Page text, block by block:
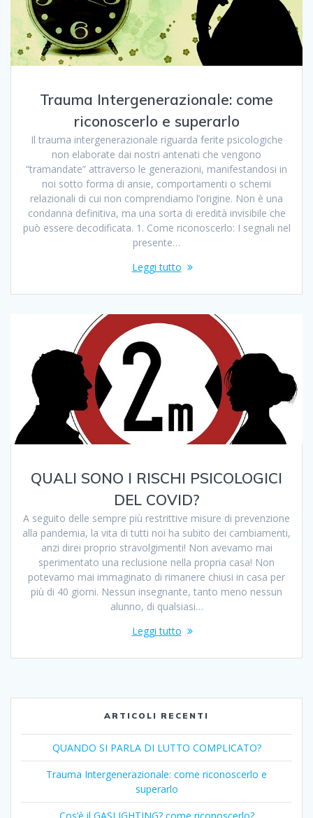
Trauma Intergenerazionale: come
riconoscerlo e superarlo
Il trauma intergenerazionale riguarda ferite psicologiche
non elaborate dai nostri antenati che vengono
“tramandate” attraverso le generazioni, manifestandosi in
noi sotto forma di ansie, comportamenti o schemi
relazionali di cui non comprendiamo l’origine. Non è una
condanna definitiva, ma una sorta di eredità invisibile che
può essere decodificata. 1. Come riconoscerlo: I segnali nel
presente…
Leggi tutto
QUALI SONO I RISCHI PSICOLOGICI
DEL COVID?
A seguito delle sempre più restrittive misure di prevenzione
alla pandemia, la vita di tutti noi ha subito dei cambiamenti,
anzi direi proprio stravolgimenti! Non avevamo mai
sperimentato una reclusione nella propria casa! Non
potevamo mai immaginato di rimanere chiusi in casa per
più di 40 giorni. Nessun insegnante, tanto meno nessun
alunno, di qualsiasi…
Leggi tutto
ARTICOLI RECENTI
QUANDO SI PARLA DI LUTTO COMPLICATO?
Trauma Intergenerazionale: come riconoscerlo e
superarlo
Cos’è il GASLIGHTING? come riconoscerlo?